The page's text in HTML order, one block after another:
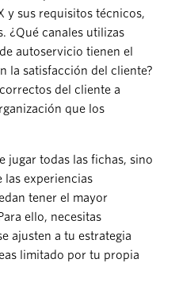
y sus requisitos técnicos,
¿Qué canales utilizas
autoservicio tienen el
la satisfacción del cliente?
del cliente a
que los
jugar todas las fichas, sino
las experiencias
tener el mayor
ello, necesitas
ajusten a tu estrategia
limitado por tu propia